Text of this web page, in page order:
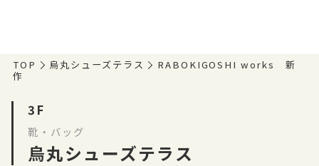
TOP 烏丸シューズテラス
RABOKIGOSHI works 新
作
3F
靴・バッグ
烏丸シューズテラス